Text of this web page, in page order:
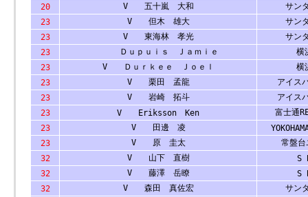
20
V 五十嵐 大和
サン
23
V 但木 雄大
サン
23
V 東海林 孝光
サン
23
Ｄｕｐｕｉｓ Ｊａｍｉｅ
横
23
V Ｄｕｒｋｅｅ Ｊｏｅｌ
横
23
V 栗田 孟龍
アイス
23
V 岩崎 拓斗
アイス
23
V Eriksson Ken
富士通
23
V 田邊 凌
23
V 原 圭太
常盤台
32
V 山下 直樹
S
32
V 藤澤 岳瞭
S
32
V 森田 真佐宏
サン